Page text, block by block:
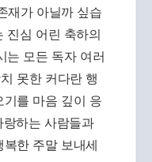
재가 아닐까 싶습
진심 어린 축하의
는 모든 독자 여러
못한 커다란 행
를 마음 깊이 응
하는 사람들과
한 주말 보내세